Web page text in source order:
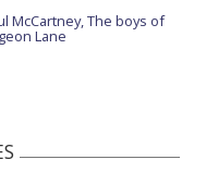
McCartney, The boys of
Lane